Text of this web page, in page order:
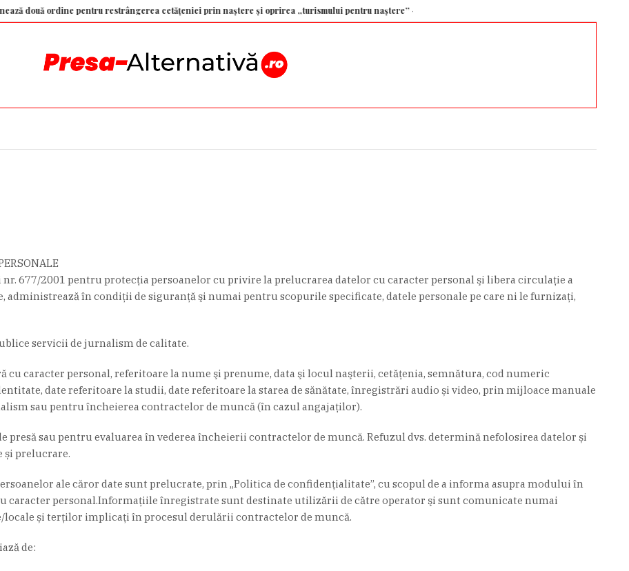
pentru restrângerea cetățeniei prin naștere și oprirea „turismului pentru naștere” – Aleph News
677/2001 pentru protecţia persoanelor cu privire la prelucrarea datelor cu caracter personal şi libera circulaţie a
în condiţii de siguranţă şi numai pentru scopurile specificate, datele personale pe care ni le furnizaţi,
servicii de jurnalism de calitate.
caracter personal, referitoare la nume şi prenume, data şi locul naşterii, cetăţenia, semnătura, cod numeric
date referitoare la studii, date referitoare la starea de sănătate, înregistrări audio și video, prin mijloace manuale
sau pentru încheierea contractelor de muncă (în cazul angajaților).
sau pentru evaluarea în vederea încheierii contractelor de muncă. Refuzul dvs. determină nefolosirea datelor și
și prelucrare.
ale căror date sunt prelucrate, prin „Politica de confidenţialitate’’, cu scopul de a informa asupra modului în
caracter personal.Informaţiile înregistrate sunt destinate utilizării de către operator şi sunt comunicate numai
și terților implicați în procesul derulării contractelor de muncă.
de: